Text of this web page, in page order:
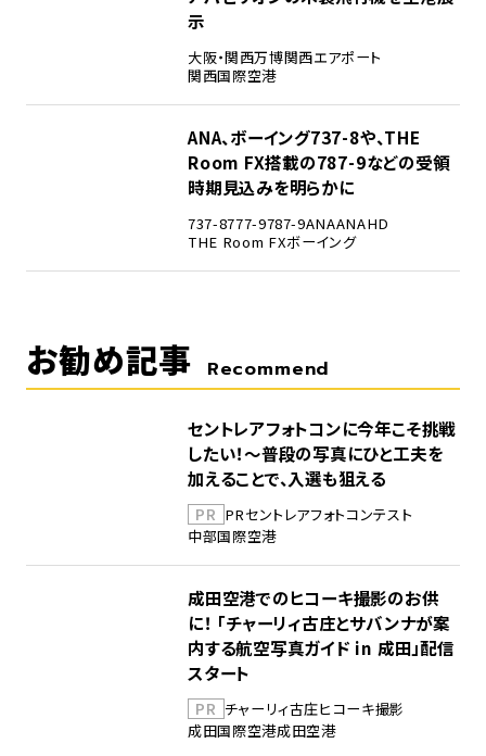
示
大阪・関西万博関西エアポート
関西国際空港
ANA、ボーイング737-8や、THE
Room FX搭載の787-9などの受領
時期見込みを明らかに
737-8777-9787-9ANAANAHD
THE Room FXボーイング
お勧め記事 Recommend
セントレアフォトコンに今年こそ挑戦
したい！～普段の写真にひと工夫を
加えることで、入選も狙える
PR PRセントレアフォトコンテスト
中部国際空港
成田空港でのヒコーキ撮影のお供
に！ 「チャーリィ古庄とサバンナが案
内する航空写真ガイド in 成田」配信
スタート
PR チャーリィ古庄ヒコーキ撮影
成田国際空港成田空港